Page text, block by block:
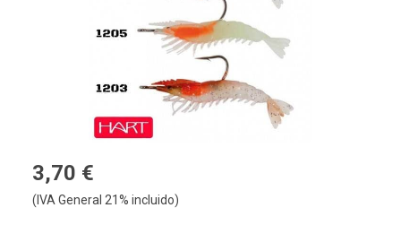
3,70 €
(IVA General 21% incluido)